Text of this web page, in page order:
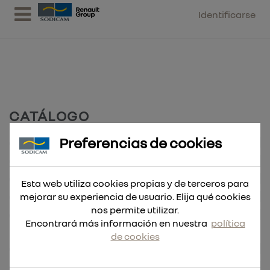
Identificarse
CATÁLOGO
Accesorios
Centrales Aspiracion Polvo Lijado
Mobiliario
MATERIAL Y EQUIPAMIENTO DE TALLER
Aire Comprimido 3
Preferencias de cookies
Esta web utiliza cookies propias y de terceros para
mejorar su experiencia de usuario. Elija qué cookies
nos permite utilizar.
Encontrará más información en nuestra política
de cookies